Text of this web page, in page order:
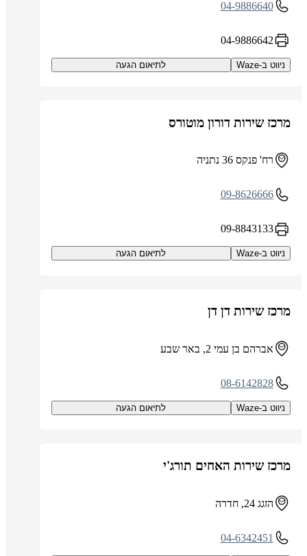
04-9886640
04-9886642
ניווט ב-Waze לתיאום הגעה
מרכז שירות דורון מוטורס
רח' פנקס 36 נתניה
09-8626666
09-8843133
ניווט ב-Waze לתיאום הגעה
מרכז שירות דן דן
אברהם בן עמי 2, באר שבע
08-6142828
ניווט ב-Waze לתיאום הגעה
מרכז שירות האחים תורג'י
הזגג 24, חדרה
04-6342451